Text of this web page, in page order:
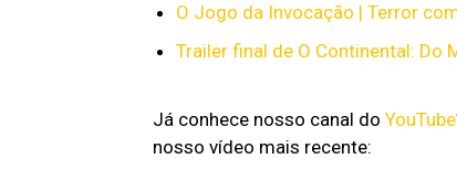
O Jogo da Invocação | Terror
Trailer final de O Continental: Do
Já conhece nosso canal do YouTube
nosso vídeo mais recente: